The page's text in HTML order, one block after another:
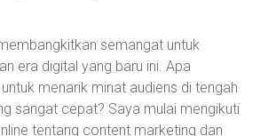
semangat untuk
era digital yang baru ini. Apa
menarik minat audiens di tengah
sangat cepat? Saya mulai mengikuti
tentang content marketing dan